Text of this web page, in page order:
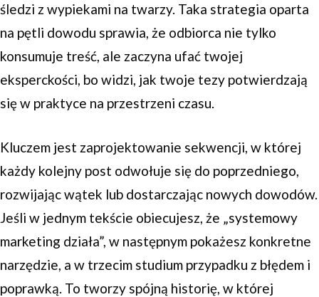
śledzi z wypiekami na twarzy. Taka strategia oparta
na pętli dowodu sprawia, że odbiorca nie tylko
konsumuje treść, ale zaczyna ufać twojej
eksperckości, bo widzi, jak twoje tezy potwierdzają
się w praktyce na przestrzeni czasu.
Kluczem jest zaprojektowanie sekwencji, w której
każdy kolejny post odwołuje się do poprzedniego,
rozwijając wątek lub dostarczając nowych dowodów.
Jeśli w jednym tekście obiecujesz, że „systemowy
marketing działa”, w następnym pokażesz konkretne
narzędzie, a w trzecim studium przypadku z błędem i
poprawką. To tworzy spójną historię, w której